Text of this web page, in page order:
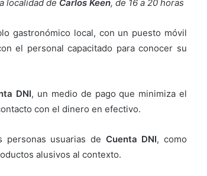
localidad de Carlos Keen, de 16 a 20 horas
gastronómico local, con un puesto móvil
el personal capacitado para conocer su
DNI, un medio de pago que minimiza el
con el dinero en efectivo.
personas usuarias de Cuenta DNI, como
alusivos al contexto.